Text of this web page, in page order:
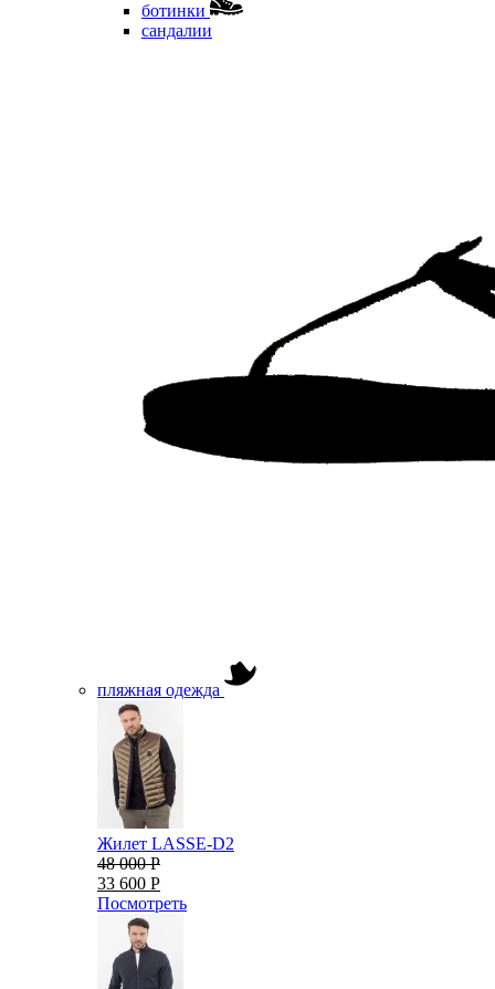
ботинки
сандалии
пляжная одежда
Жилет LASSE-D2
48 000 Р
33 600 Р
Посмотреть